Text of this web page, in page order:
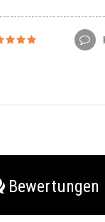
Bewertungen